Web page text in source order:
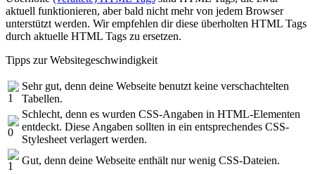
aktuell funktionieren, aber bald nicht mehr von jedem Browser
unterstützt werden. Wir empfehlen dir diese überholten HTML Tags
durch aktuelle HTML Tags zu ersetzen.
Tipps zur Websitegeschwindigkeit
Sehr gut, denn deine Webseite benutzt keine verschachtelten
Tabellen.
Schlecht, denn es wurden CSS-Angaben in HTML-Elementen
entdeckt. Diese Angaben sollten in ein entsprechendes CSS-
Stylesheet verlagert werden.
Gut, denn deine Webseite enthält nur wenig CSS-Dateien.